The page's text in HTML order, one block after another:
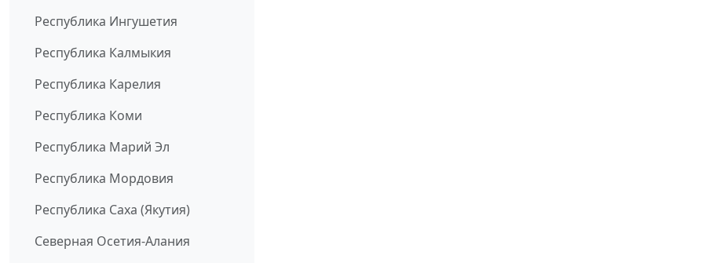
Республика Ингушетия
Республика Калмыкия
Республика Карелия
Республика Коми
Республика Марий Эл
Республика Мордовия
Республика Саха (Якутия)
Северная Осетия-Алания